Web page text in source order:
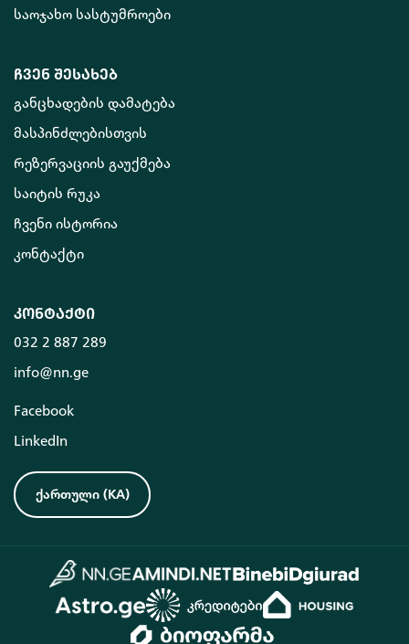
საოჯახო სასტუმროები
ჩვენ შესახებ
განცხადების დამატება
მასპინძლებისთვის
რეზერვაციის გაუქმება
საიტის რუკა
ჩვენი ისტორია
კონტაქტი
კონტაქტი
032 2 887 289
info@nn.ge
Facebook
LinkedIn
ქართული (KA)